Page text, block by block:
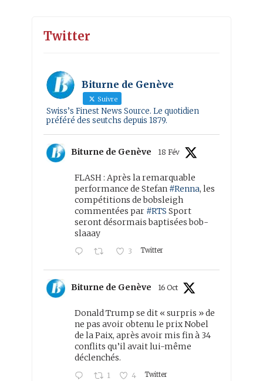
Twitter
Biturne de Genève
Suivre
Swiss’s Finest News Source. Le quotidien
préféré des seutchs depuis 1879.
Biturne de Genève 18 Fév
FLASH : Après la remarquable
performance de Stefan #Renna, les
compétitions de bobsleigh
commentées par #RTS Sport
seront désormais baptisées bob-
slaaay
3 Twitter
Biturne de Genève 16 Oct
Donald Trump se dit « surpris » de
ne pas avoir obtenu le prix Nobel
de la Paix, après avoir mis fin à 34
conflits qu’il avait lui-même
déclenchés.
1 4 Twitter